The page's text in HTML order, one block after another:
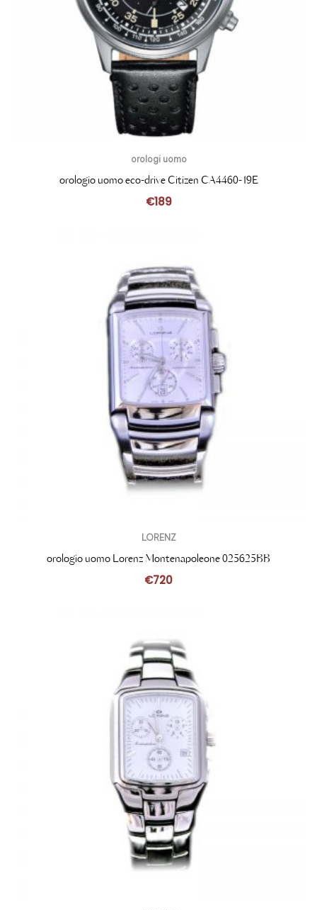
orologi uomo
orologio uomo eco-drive Citizen CA4460-19E
€189
LORENZ
orologio uomo Lorenz Montenapoleone 025625BB
€720